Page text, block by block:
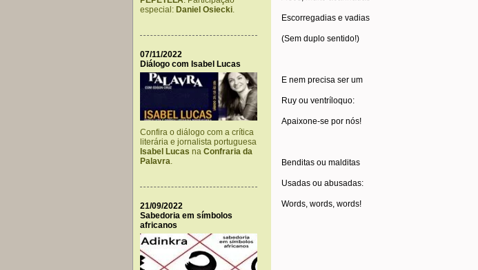
especial: Daniel Osiecki.
07/11/2022
Diálogo com Isabel Lucas
Confira o diálogo com a crítica
literária e jornalista portuguesa
Isabel Lucas na Confraria da
Palavra.
21/09/2022
Sabedoria em símbolos
africanos
Escorregadias e vadias
(Sem duplo sentido!)
E nem precisa ser um
Ruy ou ventríloquo:
Apaixone-se por nós!
Benditas ou malditas
Usadas ou abusadas:
Words, words, words!